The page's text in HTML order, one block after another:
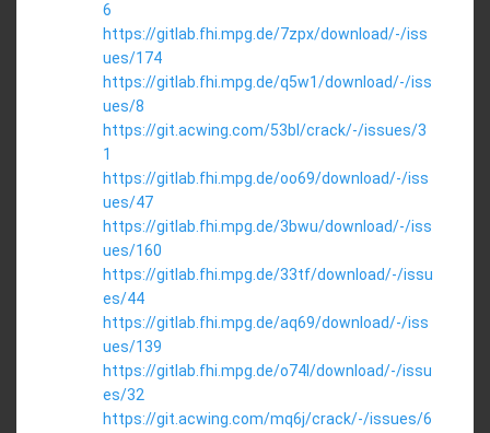
6
https://gitlab.fhi.mpg.de/7zpx/download/-/iss
ues/174
https://gitlab.fhi.mpg.de/q5w1/download/-/iss
ues/8
https://git.acwing.com/53bl/crack/-/issues/3
1
https://gitlab.fhi.mpg.de/oo69/download/-/iss
ues/47
https://gitlab.fhi.mpg.de/3bwu/download/-/iss
ues/160
https://gitlab.fhi.mpg.de/33tf/download/-/issu
es/44
https://gitlab.fhi.mpg.de/aq69/download/-/iss
ues/139
https://gitlab.fhi.mpg.de/o74l/download/-/issu
es/32
https://git.acwing.com/mq6j/crack/-/issues/6